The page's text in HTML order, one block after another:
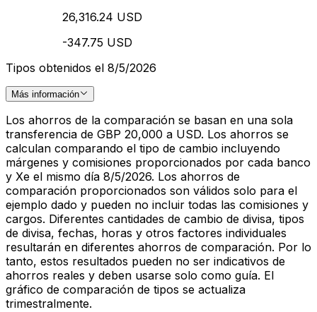
26,316.24 USD
-347.75 USD
Tipos obtenidos el 8/5/2026
Más información
Los ahorros de la comparación se basan en una sola
transferencia de GBP 20,000 a USD. Los ahorros se
calculan comparando el tipo de cambio incluyendo
márgenes y comisiones proporcionados por cada banco
y Xe el mismo día 8/5/2026. Los ahorros de
comparación proporcionados son válidos solo para el
ejemplo dado y pueden no incluir todas las comisiones y
cargos. Diferentes cantidades de cambio de divisa, tipos
de divisa, fechas, horas y otros factores individuales
resultarán en diferentes ahorros de comparación. Por lo
tanto, estos resultados pueden no ser indicativos de
ahorros reales y deben usarse solo como guía. El
gráfico de comparación de tipos se actualiza
trimestralmente.